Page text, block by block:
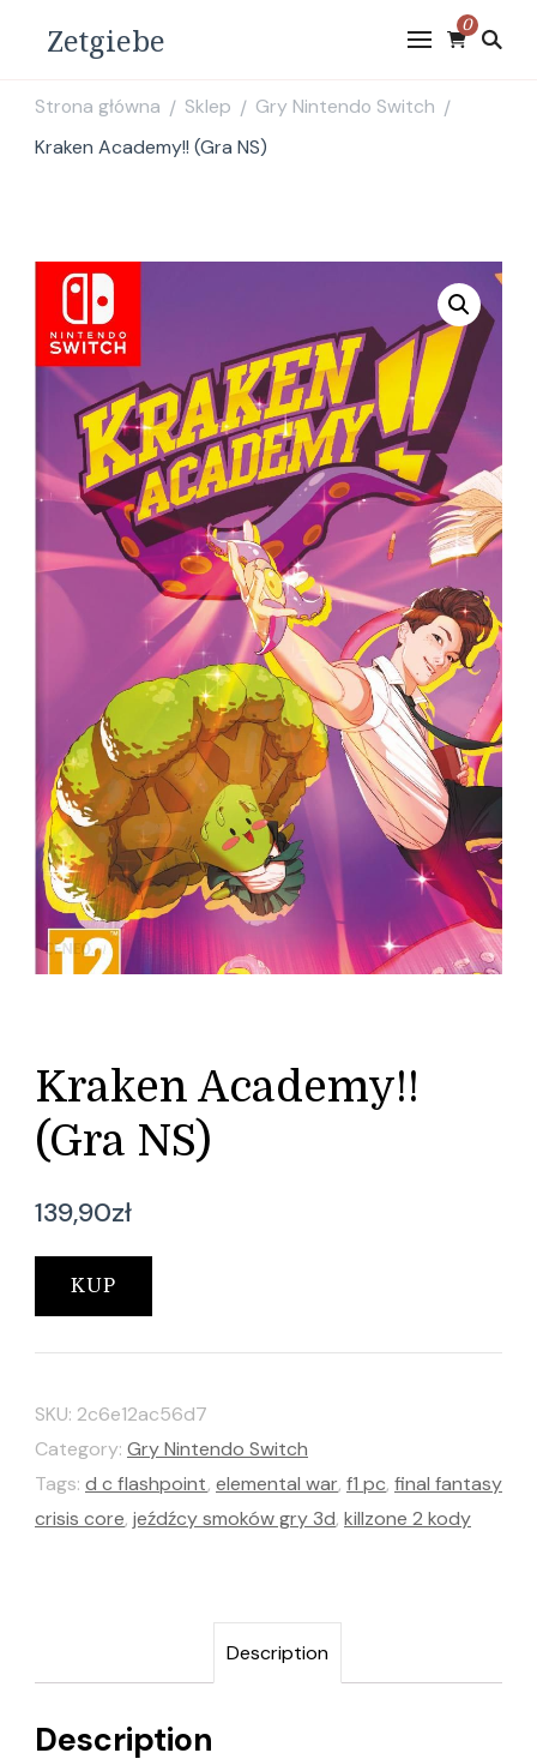
Zetgiebe 0
Strona główna / Sklep / Gry Nintendo Switch /
Kraken Academy!! (Gra NS)
Kraken Academy!!
(Gra NS)
139,90zł
KUP
SKU: 2c6e12ac56d7
Category: Gry Nintendo Switch
Tags: d c flashpoint, elemental war, f1 pc, final fantasy
crisis core, jeźdźcy smoków gry 3d, killzone 2 kody
Description
Description